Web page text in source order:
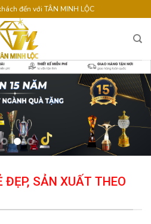
đến với TÂN MINH LỘC
ĐẸP, SẢN XUẤT THEO